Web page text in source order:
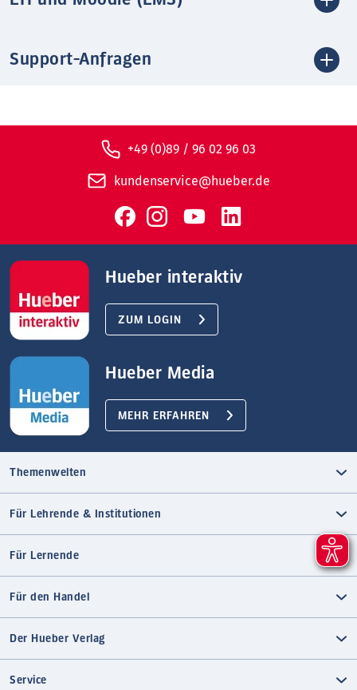
Support-Anfragen
+49 (0)89 / 96 02 96 03
kundenservice@hueber.de
Hueber interaktiv
ZUM LOGIN
Hueber Media
MEHR ERFAHREN
Themenwelten
Für Lehrende & Institutionen
Für Lernende
Für den Handel
Der Hueber Verlag
Service